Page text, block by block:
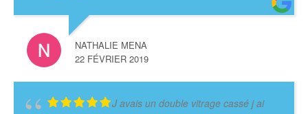
NATHALIE MENA
22 FÉVRIER 2019
J avais un double vitrage cassé j ai